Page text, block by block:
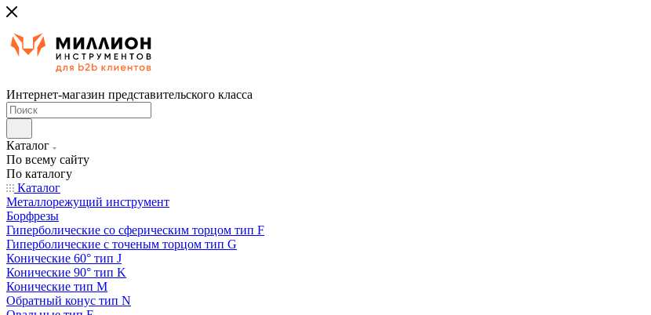
Интернет-магазин представительского класса
Каталог
По всему сайту
По каталогу
Каталог
Металлорежущий инструмент
Борфрезы
Гиперболические cо сферическим торцом тип F
Гиперболические с точеным торцом тип G
Конические 60° тип J
Конические 90° тип K
Конические тип M
Обратный конус тип N